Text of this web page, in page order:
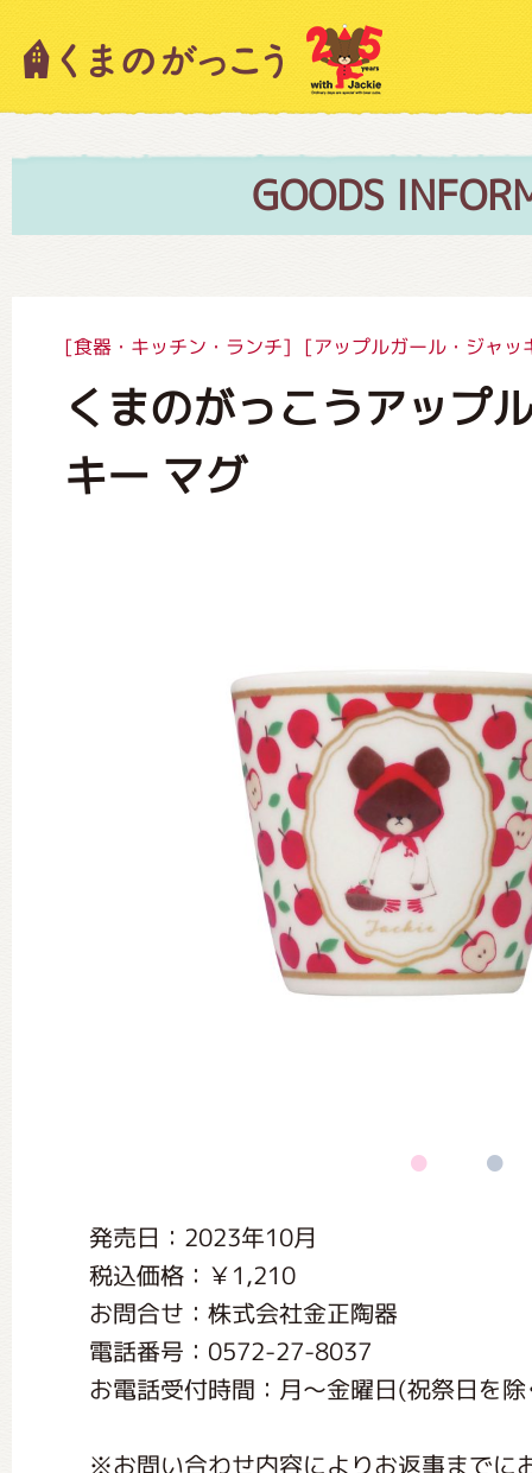
GOODS
[食器・キッチン・ランチ] [アップルガール・ジャッ
くまのがっこうアップ
キー マグ
発売日：2023年10月
税込価格：￥1,210
お問合せ：株式会社金正陶器
電話番号：0572-27-8037
お電話受付時間：月〜金曜日(祝祭日を
※お問い合わせ内容によりお返事までに
キャラクター紹介
絵本・作家紹介
ミュージカル・コンサート
おたのしみコンテンツ(クイズ・
チア ジャッキーズ！
くまのがっこう 家庭科部